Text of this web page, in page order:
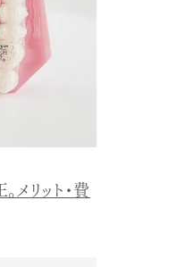
リット・費